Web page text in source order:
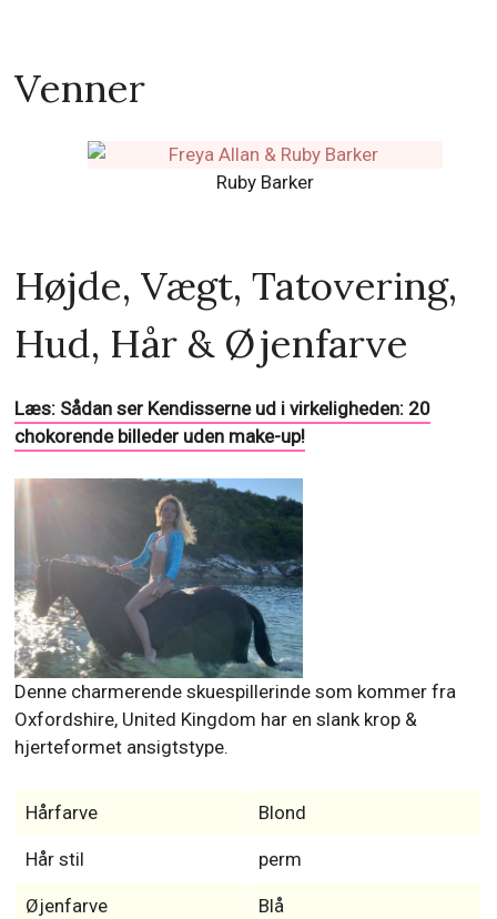
Venner
Ruby Barker
Højde, Vægt, Tatovering,
Hud, Hår & Øjenfarve
Læs: Sådan ser Kendisserne ud i virkeligheden: 20
chokorende billeder uden make-up!
Denne charmerende skuespillerinde som kommer fra
Oxfordshire, United Kingdom har en slank krop &
hjerteformet ansigtstype.
Hårfarve Blond
Hår stil perm
Øjenfarve Blå